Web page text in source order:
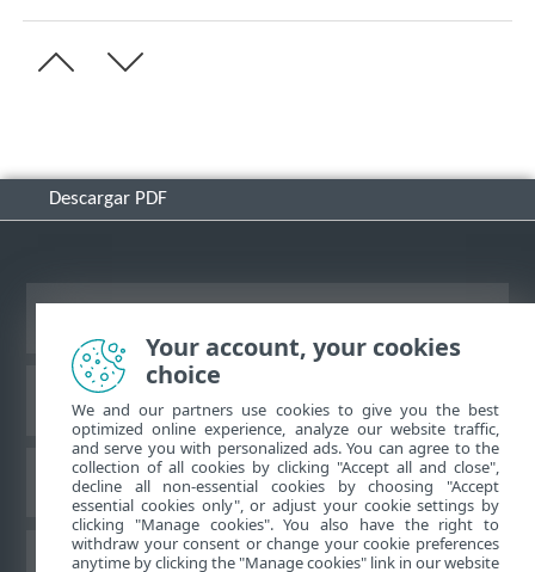
Descargar PDF
Base de conocimiento de ESET
Foro de ESET
Soporte regional
Your account, your cookies
choice
We and our partners use cookies to give you the best
optimized online experience, analyze our website traffic,
and serve you with personalized ads. You can agree to the
collection of all cookies by clicking "Accept all and close",
decline all non-essential cookies by choosing "Accept
essential cookies only", or adjust your cookie settings by
clicking "Manage cookies". You also have the right to
withdraw your consent or change your cookie preferences
anytime by clicking the "Manage cookies" link in our website